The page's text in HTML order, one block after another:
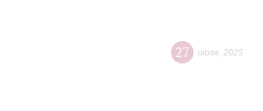
27 июля 2025